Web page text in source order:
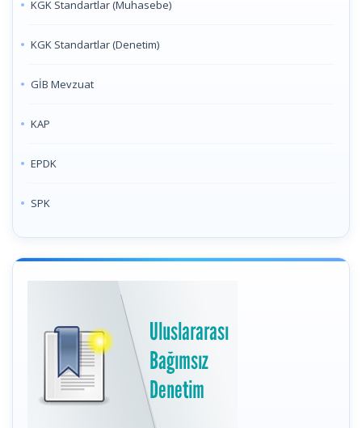
KGK Standartlar (Muhasebe)
KGK Standartlar (Denetim)
GİB Mevzuat
KAP
EPDK
SPK